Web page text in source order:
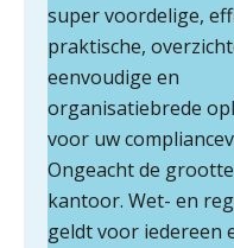
super voordelige,
praktische,
eenvoudige en
organisatiebrede
voor uw
Ongeacht de
kantoor. Wet- en
geldt voor iedereen